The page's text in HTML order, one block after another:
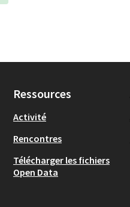
Ressources
Activité
Rencontres
Télécharger les fichiers
Open Data